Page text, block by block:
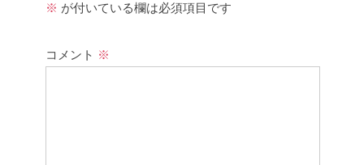
※ が付いている欄は必須項目です
コメント ※